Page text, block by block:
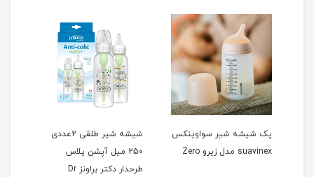
پک شیشه شیر سواوینکس
suavinex مدل زیرو Zero
شیشه شیر طلقی 2عددی
250 میل آپشن پلاس
طرحدار دکتر براونز Dr